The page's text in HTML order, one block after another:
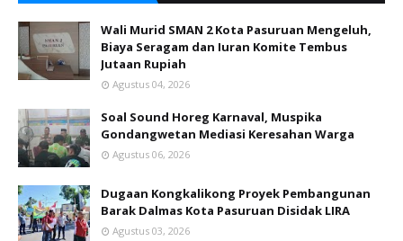
Wali Murid SMAN 2 Kota Pasuruan Mengeluh,
Biaya Seragam dan Iuran Komite Tembus
Jutaan Rupiah
Agustus 04, 2026
Soal Sound Horeg Karnaval, Muspika
Gondangwetan Mediasi Keresahan Warga
Agustus 06, 2026
Dugaan Kongkalikong Proyek Pembangunan
Barak Dalmas Kota Pasuruan Disidak LIRA
Agustus 03, 2026